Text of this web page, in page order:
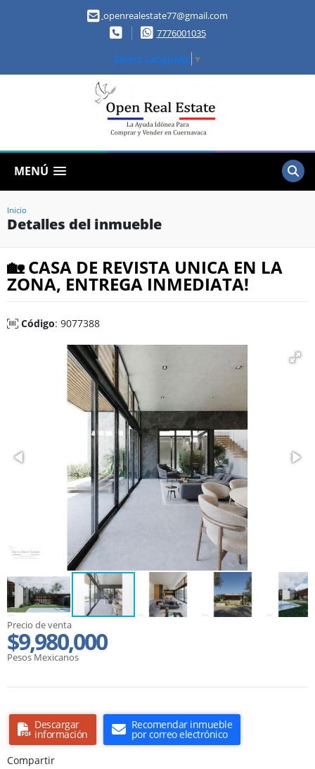
openrealestate77@gmail.com
7776001035
Select Language ▼
MENÚ
Inicio
Detalles del inmueble
🏡 CASA DE REVISTA UNICA EN LA
ZONA, ENTREGA INMEDIATA!
Código: 9077388
Precio de venta
$9,980,000
Pesos Mexicanos
Descargar
información
Recomendar inmueble
por correo electrónico
Compartir